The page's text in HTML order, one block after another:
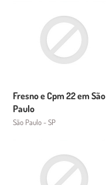
Fresno e Cpm 22 em São
Paulo
São Paulo - SP